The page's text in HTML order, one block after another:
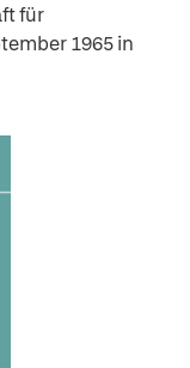
für
1965 in